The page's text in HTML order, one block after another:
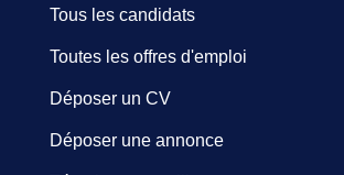
Tous les candidats
Toutes les offres d'emploi
Déposer un CV
Déposer une annonce